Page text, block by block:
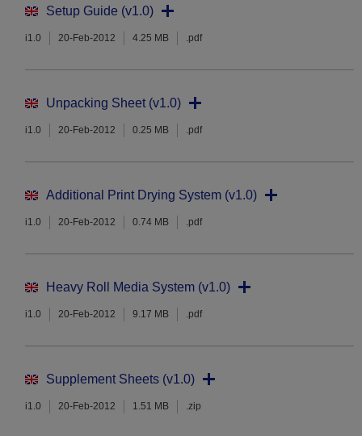
Setup Guide (v1.0)
i1.0 20-Feb-2012 4.25 MB .pdf
Unpacking Sheet (v1.0)
i1.0 20-Feb-2012 0.25 MB .pdf
Additional Print Drying System (v1.0)
i1.0 20-Feb-2012 0.74 MB .pdf
Heavy Roll Media System (v1.0)
i1.0 20-Feb-2012 9.17 MB .pdf
Supplement Sheets (v1.0)
i1.0 20-Feb-2012 1.51 MB .zip